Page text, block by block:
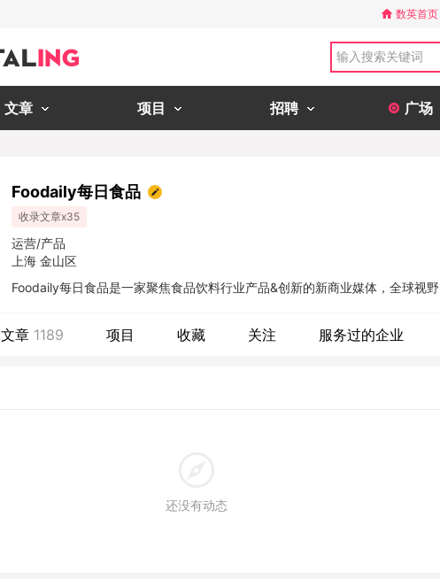
数英首页
文章 项目 招聘 广场
Foodaily每日食品
收录文章x35
运营/产品
上海 金山区
Foodaily每日食品是一家聚焦食品饮料行业产品&创新的新商业媒体，全球视
文章 1189 项目 收藏 关注 服务过的企业
还没有动态